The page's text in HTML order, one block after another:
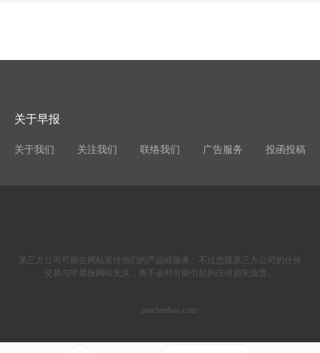
关于早报
关于我们 关注我们 联络我们 广告服务 投函投稿
第三方公司可能在网站宣传他们的产品或服务。不过您跟第三方公司的任何
交易与早晨报网站无关，将不会对可能引起的任何损失负责。
zaochenbao.com